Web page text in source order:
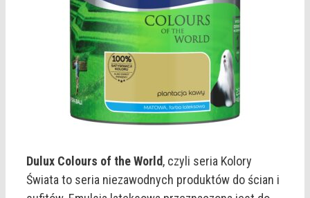
Dulux Colours of the World, czyli seria Kolory
Świata to seria niezawodnych produktów do ścian i